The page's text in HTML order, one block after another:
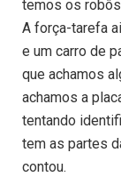
temos os robôs
A força-tarefa
e um carro de
que achamos
achamos a
tentando
tem as partes
contou.